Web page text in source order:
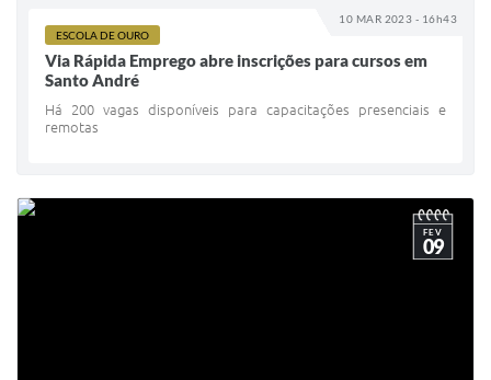
10 MAR 2023 - 16h43
ESCOLA DE OURO
Via Rápida Emprego abre inscrições para cursos em
Santo André
Há 200 vagas disponíveis para capacitações presenciais e
remotas
FEV
09